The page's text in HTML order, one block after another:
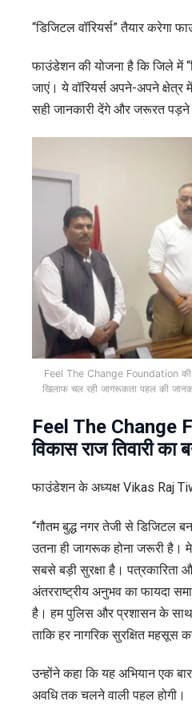
“डिजिटल वॉरियर्स” तैयार करेगा
फाउंडेशन की योजना है कि जिले में
जाएं। ये वॉरियर्स अपने-अपने क्षेत्र
सही जानकारी देंगे और जरूरत पड़ने
Feel The Change Foundation की
खिलाफ चल रही जागरूकता पहल की
Feel The Change
विकास राज तिवारी का
फाउंडेशन के अध्यक्ष Vikas Raj
“गौतम बुद्ध नगर तेजी से डिजिटल
उतना ही जागरूक होना जरूरी है।
सबसे बड़ी सुरक्षा है। पत्रकारिता
अंतरराष्ट्रीय अनुभव का फायदा
है। हम पुलिस और प्रशासन के
ताकि हर नागरिक सुरक्षित महसूस
उन्होंने कहा कि यह अभियान एक
अवधि तक चलने वाली पहल होगी।